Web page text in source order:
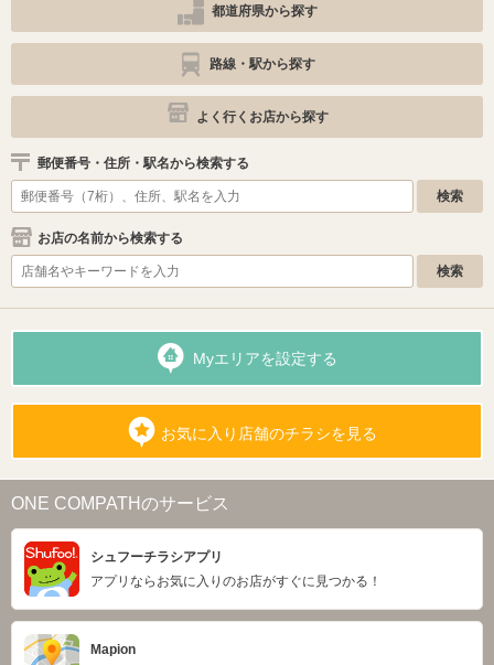
都道府県から探す
路線・駅から探す
よく行くお店から探す
郵便番号・住所・駅名から検索する
お店の名前から検索する
Myエリアを設定する
お気に入り店舗のチラシを見る
ONE COMPATHのサービス
シュフーチラシアプリ
アプリならお気に入りのお店がすぐに見つかる！
Mapion